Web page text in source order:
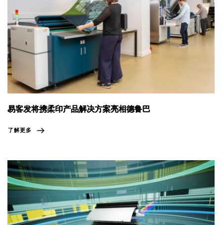
易客发将携柔印产品解决方案亮相德鲁巴
了解更多